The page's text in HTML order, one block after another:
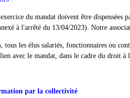
du mandat doivent être
à l'arrêté du 13/04/2023). Notre
tous les élus salariés, fonctionnaires ou
avec le mandat, dans le cadre du droit
par la collectivité